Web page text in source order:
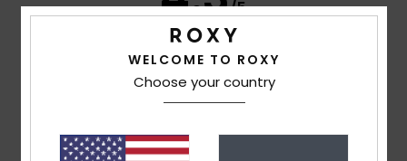
/5
basierend auf3 verifizierten Bewertungen
Januar 2026
67% unserer Kunden empfehlen dieses Produkt
Komfort
WELCOME TO ROXY
Choose your country